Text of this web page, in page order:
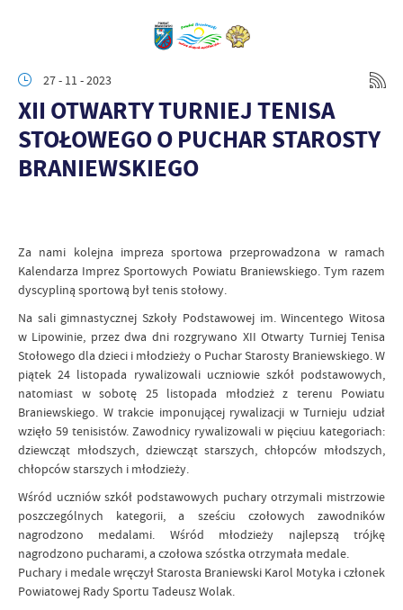
27 - 11 - 2023
XII OTWARTY TURNIEJ TENISA
STOŁOWEGO O PUCHAR STAROSTY
BRANIEWSKIEGO
Za nami kolejna impreza sportowa przeprowadzona w ramach
Kalendarza Imprez Sportowych Powiatu Braniewskiego. Tym razem
dyscypliną sportową był tenis stołowy.
Na sali gimnastycznej Szkoły Podstawowej im. Wincentego Witosa
w Lipowinie, przez dwa dni rozgrywano XII Otwarty Turniej Tenisa
Stołowego dla dzieci i młodzieży o Puchar Starosty Braniewskiego. W
piątek 24 listopada rywalizowali uczniowie szkół podstawowych,
natomiast w sobotę 25 listopada młodzież z terenu Powiatu
Braniewskiego. W trakcie imponującej rywalizacji w Turnieju udział
wzięło 59 tenisistów. Zawodnicy rywalizowali w pięciuu kategoriach:
dziewcząt młodszych, dziewcząt starszych, chłopców młodszych,
chłopców starszych i młodzieży.
Wśród uczniów szkół podstawowych puchary otrzymali mistrzowie
poszczególnych kategorii, a sześciu czołowych zawodników
nagrodzono medalami. Wśród młodzieży najlepszą trójkę
nagrodzono pucharami, a czołowa szóstka otrzymała medale.
Puchary i medale wręczył Starosta Braniewski Karol Motyka i członek
Powiatowej Rady Sportu Tadeusz Wolak.